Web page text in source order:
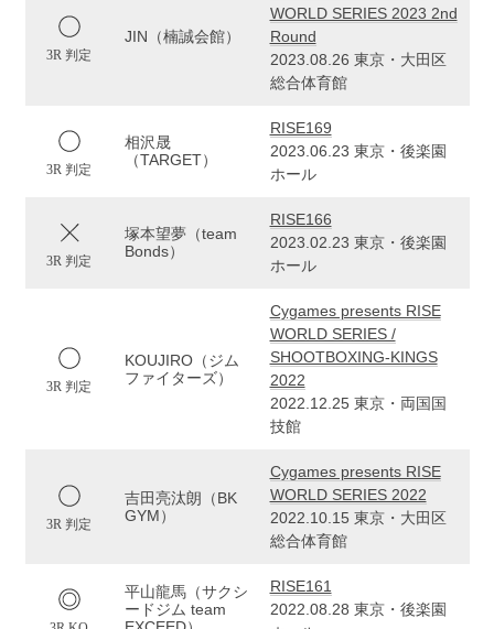
3R 判定
JIN（楠誠会館）
WORLD SERIES 2023 2nd
Round
2023.08.26 東京・大田区
総合体育館
3R 判定
相沢晟
（TARGET）
RISE169
2023.06.23 東京・後楽園
ホール
3R 判定
塚本望夢（team
Bonds）
RISE166
2023.02.23 東京・後楽園
ホール
3R 判定
KOUJIRO（ジム
ファイターズ）
Cygames presents RISE
WORLD SERIES /
SHOOTBOXING-KINGS
2022
2022.12.25 東京・両国国
技館
3R 判定
吉田亮汰朗（BK
GYM）
Cygames presents RISE
WORLD SERIES 2022
2022.10.15 東京・大田区
総合体育館
平山龍馬（サクシ
ードジム team
RISE161
2022.08.28 東京・後楽園